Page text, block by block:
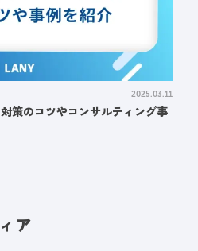
2025.03.11
策のコツやコンサルティング事
ア